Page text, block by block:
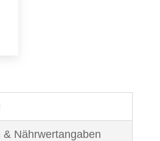
& Nährwertangaben